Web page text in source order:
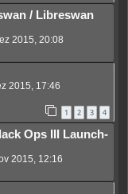
/ Libreswan
2015, 20:08
2015, 17:46
1 2 3 4
Ops III Launch-
2015, 12:16